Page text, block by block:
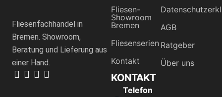
Fliesenfachhandel in
Bremen. Showroom,
Beratung und Lieferung aus
einer Hand.
Fliesen-
Showroom
Bremen
Fliesenserien
Kontakt
AGB
Ratgeber
Über uns
KONTAKT
Telefon